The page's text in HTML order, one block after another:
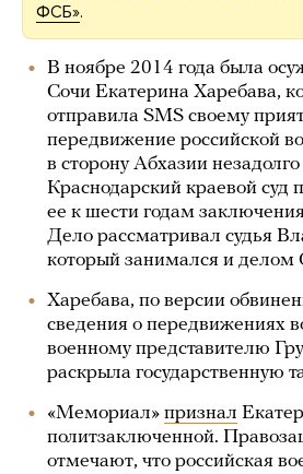
ФСБ».
В ноябре 2014 года была
Сочи Екатерина Харебава,
отправила SMS своему
передвижение российской
в сторону Абхазии
Краснодарский краевой суд
ее к шести годам
Дело рассматривал судья
который занимался и делом
Харебава, по версии
сведения о передвижениях
военному представителю
раскрыла государственную
«Мемориал» признал
политзаключенной.
отмечают, что российская